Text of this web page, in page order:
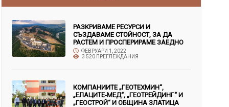
РАЗКРИВАМЕ РЕСУРСИ И
СЪЗДАВАМЕ СТОЙНОСТ, ЗА ДА
РАСТЕМ И ПРОСПЕРИРАМЕ ЗАЕДНО
ФЕВРУАРИ 1, 2022
3 520 ПРЕГЛЕЖДАНИЯ
КОМПАНИИТЕ „ГЕОТЕХМИН“,
„ЕЛАЦИТЕ-МЕД“, „ГЕОТРЕЙДИНГ“ И
„ГЕОСТРОЙ“ И ОБЩИНА ЗЛАТИЦА